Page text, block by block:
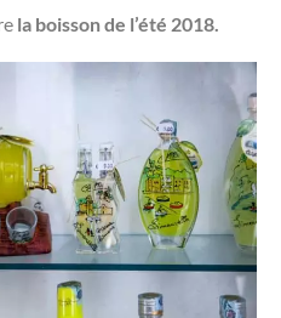
la boisson de l’été 2018.